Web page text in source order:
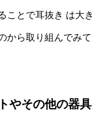
ことで耳抜き は大き
から取り組んでみて
やその他の器具